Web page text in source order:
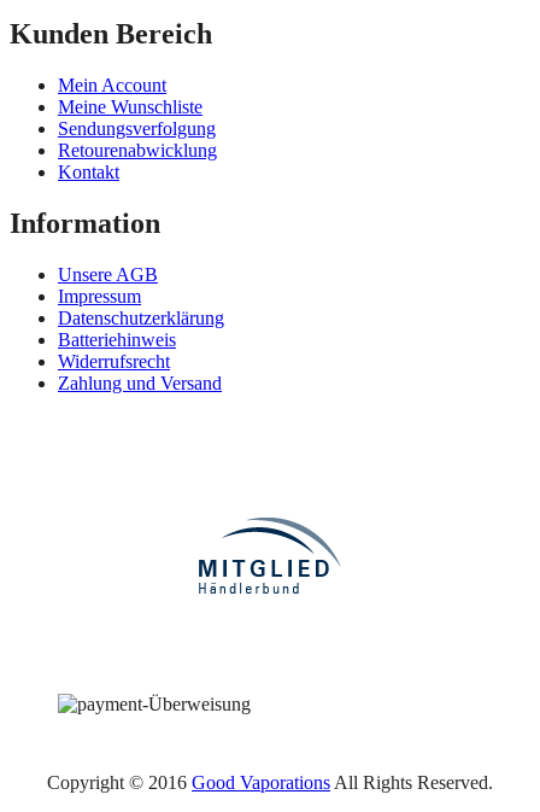
Kunden Bereich
Mein Account
Meine Wunschliste
Sendungsverfolgung
Retourenabwicklung
Kontakt
Information
Unsere AGB
Impressum
Datenschutzerklärung
Batteriehinweis
Widerrufsrecht
Zahlung und Versand
Copyright © 2016 Good Vaporations All Rights Reserved.